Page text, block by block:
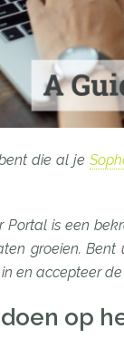
die al je
Portal is een
groeien. Bent
en accepteer
op